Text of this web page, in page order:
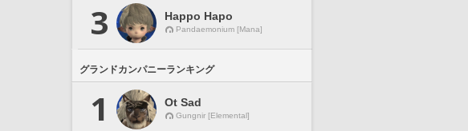
3 Happo Hapo
Pandaemonium [Mana]
グランドカンパニーランキング
1 Ot Sad
Gungnir [Elemental]